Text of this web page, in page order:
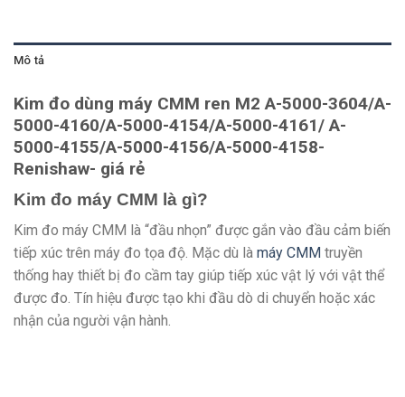
Mô tả
Kim đo dùng máy CMM ren M2 A-5000-3604/A-
5000-4160/A-5000-4154/A-5000-4161/ A-
5000-4155/A-5000-4156/A-5000-4158-
Renishaw- giá rẻ
Kim đo máy CMM là gì?
Kim đo máy CMM là “đầu nhọn” được gắn vào đầu cảm biến
tiếp xúc trên máy đo tọa độ. Mặc dù là máy CMM truyền
thống hay thiết bị đo cầm tay giúp tiếp xúc vật lý với vật thể
được đo. Tín hiệu được tạo khi đầu dò di chuyển hoặc xác
nhận của người vận hành.